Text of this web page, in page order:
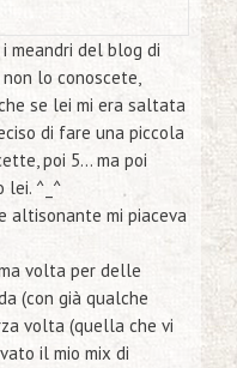
meandri del blog di
lo conoscete,
se lei mi era saltata
di fare una piccola
poi 5… ma poi
lei. ^_^
altisonante mi piaceva
volta per delle
(con già qualche
volta (quella che vi
il mio mix di